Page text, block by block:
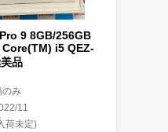
9 8GB/256GB
Core(TM) i5 QEZ-
品
のみ
11
荷未定)